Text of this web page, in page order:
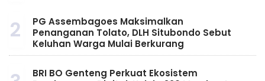
2
PG Assembagoes Maksimalkan
Penanganan Tolato, DLH Situbondo Sebut
Keluhan Warga Mulai Berkurang
BRI BO Genteng Perkuat Ekosistem